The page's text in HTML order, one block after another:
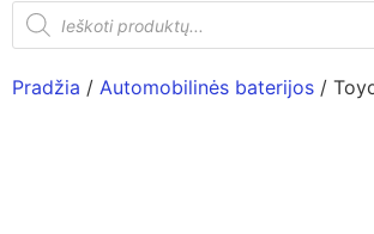
Pradžia / Automobilinės baterijos /